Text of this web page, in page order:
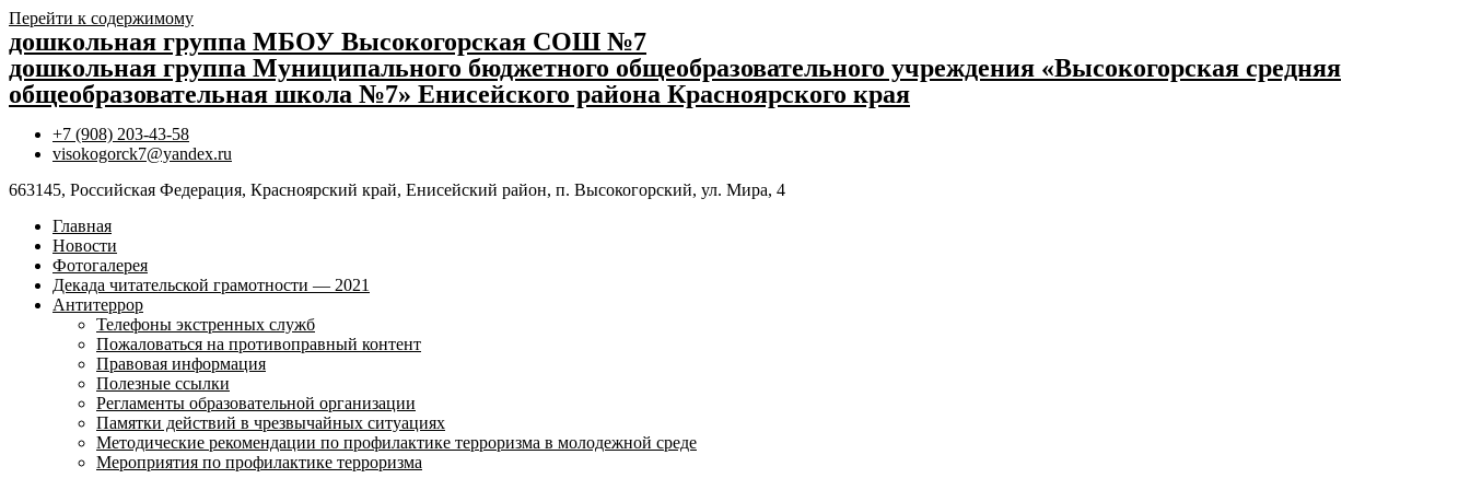
Перейти к содержимому
дошкольная группа МБОУ Высокогорская СОШ №7
дошкольная группа Муниципального бюджетного общеобразовательного учреждения «Высокогорская средняя
общеобразовательная школа №7» Енисейского района Красноярского края
+7 (908) 203-43-58
visokogorck7@yandex.ru
663145, Российская Федерация, Красноярский край, Енисейский район, п. Высокогорский, ул. Мира, 4
Главная
Новости
Фотогалерея
Декада читательской грамотности — 2021
Антитеррор
Телефоны экстренных служб
Пожаловаться на противоправный контент
Правовая информация
Полезные ссылки
Регламенты образовательной организации
Памятки действий в чрезвычайных ситуациях
Методические рекомендации по профилактике терроризма в молодежной среде
Мероприятия по профилактике терроризма